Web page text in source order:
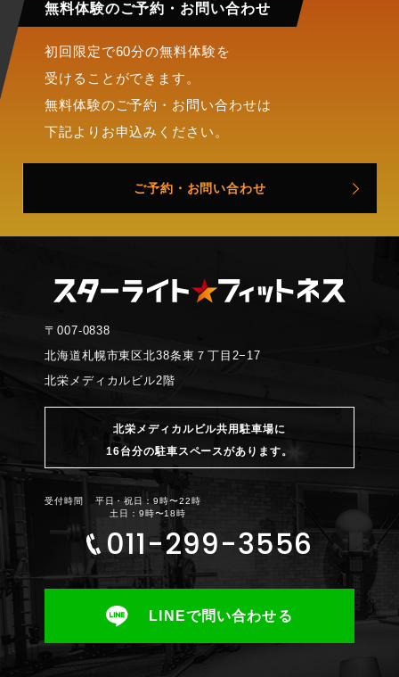
〒007-0838
北海道札幌市東区北38条東７丁目2−17
北栄メディカルビル2階
北栄メディカルビル共用駐車場に
16台分の駐車スペースがあります。
受付時間
平日・祝日：9時〜22時
土日：9時〜18時
011-299-3556
LINEで問い合わせる
無料体験のご予約・お問い合わせ
初回限定で60分の無料体験を
受けることができます。
無料体験のご予約・お問い合わせは
下記よりお申込みください。
ご予約・お問い合わせ